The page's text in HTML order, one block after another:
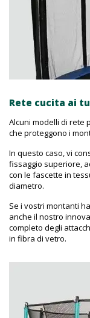
Rete cucita ai
Alcuni modelli di rete
che proteggono i
In questo caso, vi
fissaggio superiore,
con le fascette in
diametro.
Se i vostri montanti
anche il nostro
completo degli
in fibra di vetro.